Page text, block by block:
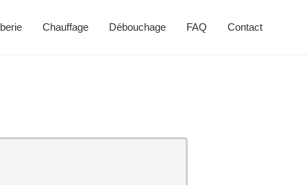
Chauffage Débouchage FAQ Contact